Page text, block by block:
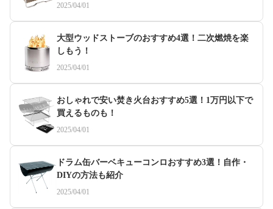
2025/04/01
大型ウッドストーブのおすすめ4選！二次燃焼を楽
しもう！
2025/04/01
おしゃれで安い焚き火台おすすめ5選！1万円以下で
買えるものも！
2025/04/01
ドラム缶バーベキューコンロおすすめ3選！自作・
DIYの方法も紹介
2025/04/01